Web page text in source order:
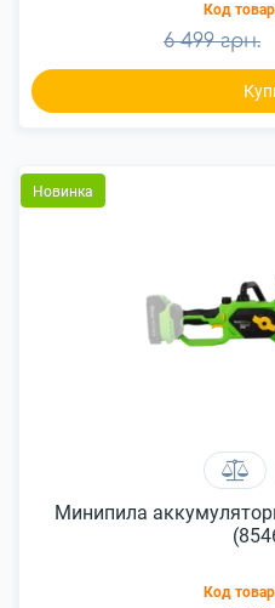
Код
6 499 грн.
Новинка
Минипила
Код